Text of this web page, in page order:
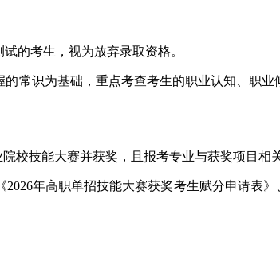
的考生，视为放弃录取资格。
识为基础，重点考查考生的职业认知、职业
技能大赛并获奖，且报考专业与获奖项目相关
年高职单招技能大赛获奖考生赋分申请表